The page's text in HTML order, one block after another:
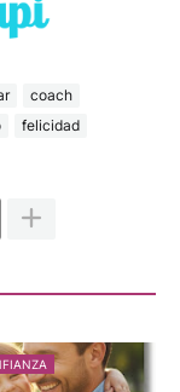
coach
felicidad